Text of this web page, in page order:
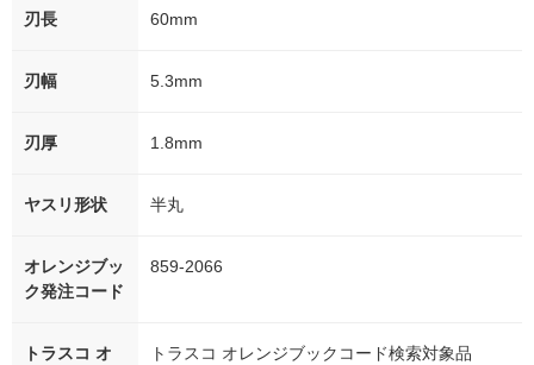
刃長 60mm
刃幅 5.3mm
刃厚 1.8mm
ヤスリ形状 半丸
オレンジブッ
ク発注コード
859-2066
トラスコ オ
トラスコ オレンジブックコード検索対象品